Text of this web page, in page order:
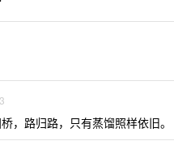
3
，路归路，只有蒸馏照样依旧。